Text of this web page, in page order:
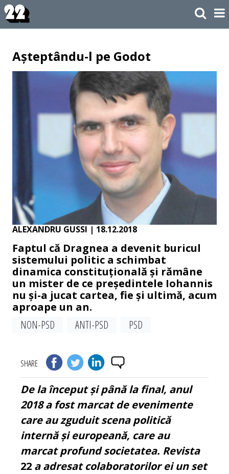
Așteptându-l pe Godot
ALEXANDRU GUSSI | 18.12.2018
Faptul că Dragnea a devenit buricul
sistemului politic a schimbat
dinamica constituțională și rămâne
un mister de ce președintele Iohannis
nu și-a jucat cartea, fie și ultimă, acum
aproape un an.
NON-PSD
ANTI-PSD PSD
SHARE
De la început și până la final, anul
2018 a fost marcat de evenimente
care au zguduit scena politică
internă și europeană, care au
marcat profund societatea. Revista
22 a adresat colaboratorilor ei un set